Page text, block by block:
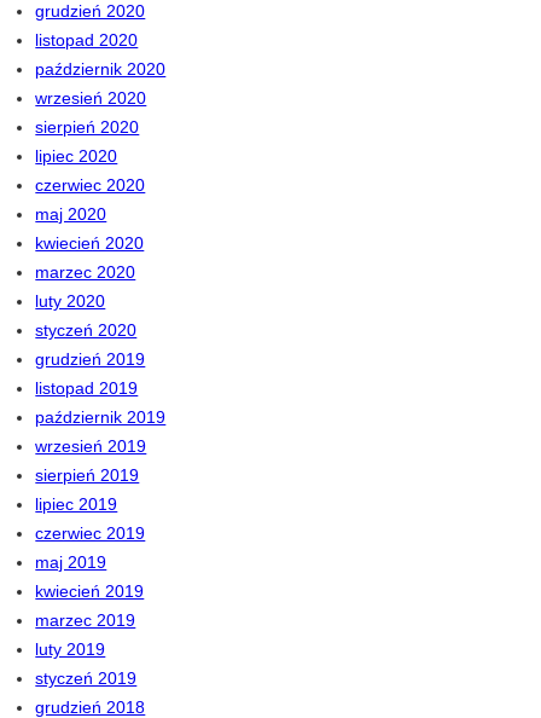
grudzień 2020
listopad 2020
październik 2020
wrzesień 2020
sierpień 2020
lipiec 2020
czerwiec 2020
maj 2020
kwiecień 2020
marzec 2020
luty 2020
styczeń 2020
grudzień 2019
listopad 2019
październik 2019
wrzesień 2019
sierpień 2019
lipiec 2019
czerwiec 2019
maj 2019
kwiecień 2019
marzec 2019
luty 2019
styczeń 2019
grudzień 2018